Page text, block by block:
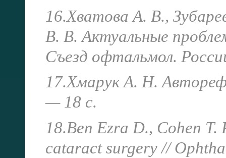
16.Хватова А. В.,
В. В. Актуальные
Съезд офтальмол.
17.Хмарук А. Н.
— 18 с.
18.Ben Ezra D., Cohen
cataract surgery //